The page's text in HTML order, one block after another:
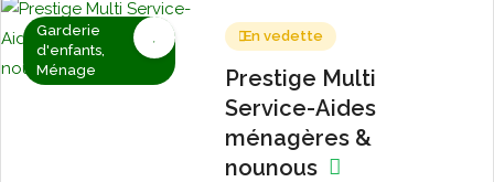
Garderie
d'enfants,
Ménage
En vedette
Prestige Multi
Service-Aides
ménagères &
nounous